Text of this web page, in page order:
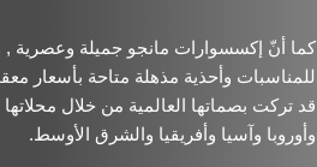
كما أنّ إكسسوارات مانجو جميلة وعصرية
للمناسبات وأحذية مذهلة متاحة بأسعار
قد تركت بصماتها العالمية من خلال
وأوروبا وآسيا وأفريقيا والشرق الأوسط.